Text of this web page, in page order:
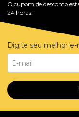
O cupom de desconto
24 horas.
Digite seu melhor e-